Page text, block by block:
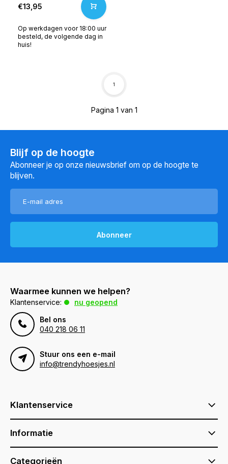
€13,95
Op werkdagen voor 18:00 uur
besteld, de volgende dag in
huis!
Pagina 1 van 1
1
Blijf op de hoogte
Abonneer je op onze nieuwsbrief om op de hoogte te
blijven.
Abonneer
Waarmee kunnen we helpen?
Klantenservice:
nu geopend
Bel ons
040 218 06 11
Stuur ons een e-mail
info@trendyhoesjes.nl
Klantenservice
Informatie
Categorieën